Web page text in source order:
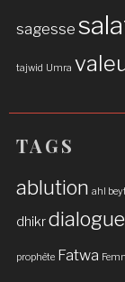
sagesse
tajwid Umra
TAGS
ablution ahl
dhikr
prophète Fatwa